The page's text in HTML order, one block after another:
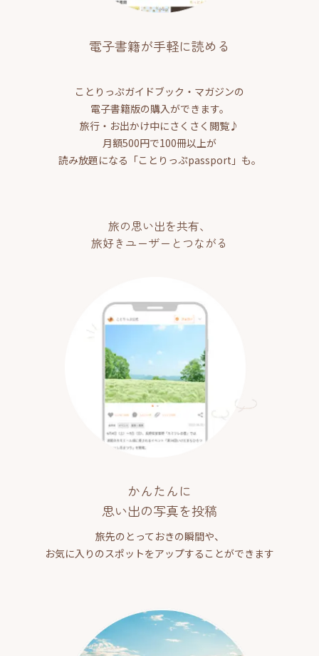
電子書籍が手軽に読める
ことりっぷガイドブック・マガジンの
電子書籍版の購入ができます。
旅行・お出かけ中にさくさく閲覧♪
月額500円で100冊以上が
読み放題になる「ことりっぷpassport」も。
旅の思い出を共有、
旅好きユーザーとつながる
かんたんに
思い出の写真を投稿
旅先のとっておきの瞬間や、
お気に入りのスポットをアップすることができます